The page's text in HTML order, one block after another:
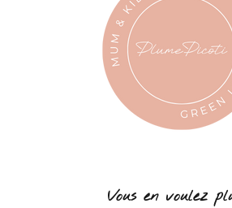
Vous en voulez